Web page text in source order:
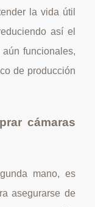
la vida útil
así el
funcionales,
de producción
cámaras
mano, es
asegurarse de